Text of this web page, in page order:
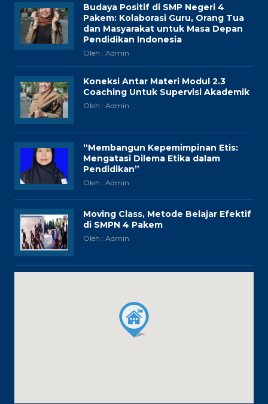
Budaya Positif di SMP Negeri 4
Pakem: Kolaborasi Guru, Orang Tua
dan Masyarakat untuk Masa Depan
Pendidikan Indonesia
Oleh : Admin
Koneksi Antar Materi Modul 2.3
Coaching Untuk Supervisi Akademik
Oleh : Admin
“Membangun Kepemimpinan Etis:
Mengatasi Dilema Etika dalam
Pendidikan”
Oleh : Admin
Moving Class, Metode Belajar Efektif
di SMPN 4 Pakem
Oleh : Admin